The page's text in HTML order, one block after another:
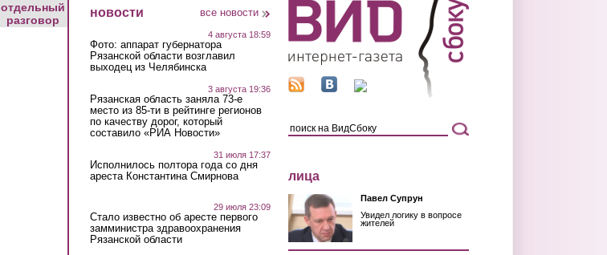
отдельный
разговор
новости все новости
4 августа 18:59
Фото: аппарат губернатора
Рязанской области возглавил
выходец из Челябинска
3 августа 19:36
Рязанская область заняла 73-е
место из 85-ти в рейтинге регионов
по качеству дорог, который
составило «РИА Новости»
31 июля 17:37
Исполнилось полтора года со дня
ареста Константина Смирнова
29 июля 23:09
Стало известно об аресте первого
замминистра здравоохранения
Рязанской области
лица
Павел Супрун
Увидел логику в вопросе
жителей